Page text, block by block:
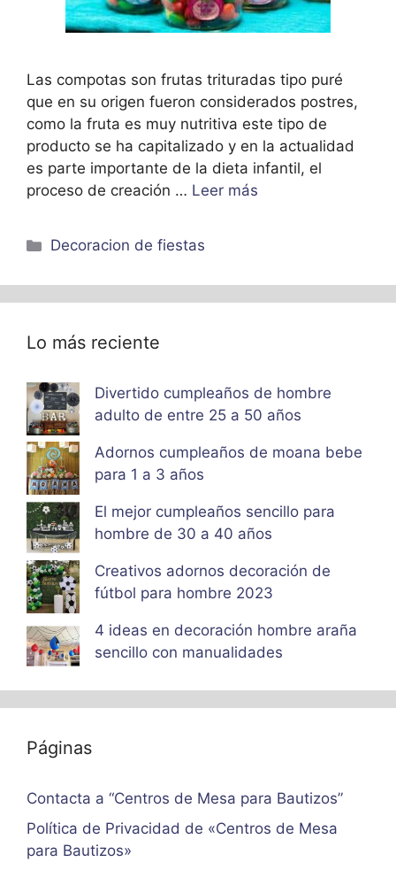
Las compotas son frutas trituradas tipo puré
que en su origen fueron considerados postres,
como la fruta es muy nutritiva este tipo de
producto se ha capitalizado y en la actualidad
es parte importante de la dieta infantil, el
proceso de creación … Leer más
Categorías
Decoracion de fiestas
Lo más reciente
Divertido cumpleaños de hombre
adulto de entre 25 a 50 años
Adornos cumpleaños de moana bebe
para 1 a 3 años
El mejor cumpleaños sencillo para
hombre de 30 a 40 años
Creativos adornos decoración de
fútbol para hombre 2023
4 ideas en decoración hombre araña
sencillo con manualidades
Páginas
Contacta a “Centros de Mesa para Bautizos”
Política de Privacidad de «Centros de Mesa
para Bautizos»